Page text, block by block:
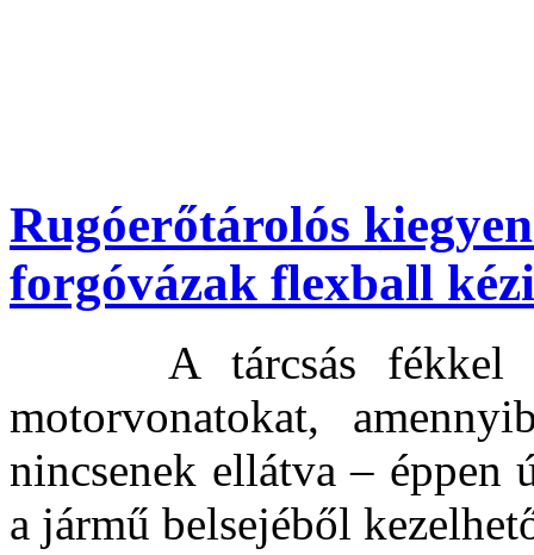
Rugóerőtárolós
forgóvázak flexball
A tárcsás fékkel
motorvonatokat,
nincsenek ellátva – éppen
a jármű belsejéből